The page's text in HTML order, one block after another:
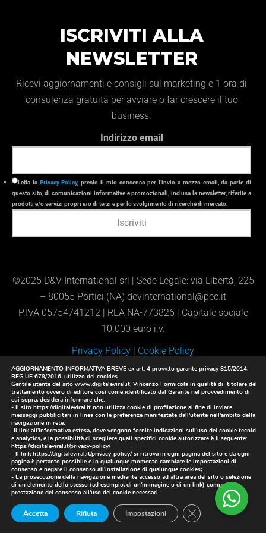
ISCRIVITI ALLA
NEWSLETTER
Ricevi aggiornamenti e consigli sul marketing e 1 ora di
consulenza gratuita per avviare o far crescere il tuo
business.
Indirizzo email
Letta la Privacy Policy, presto il mio consenso per l’invio a mezzo email, da parte di
questo sito, di comunicazioni informative e promozionali, inclusa la newsletter, riferite a
prodotti e/o servizi propri e/o di terzi e per lo svolgimento di ricerche di mercato.
©2025 D&V International srl | Sede Legale: via Libertà, 225
– 80055 Portici (NA) devinternational@pec.it
P.IVA 05754741212 | REA NA-773826 | Capitale sociale
10.000 euro i.v.
Privacy Policy Cookie Policy
AGGIORNAMENTO INFORMATIVA BREVE ex art. 4 provv.to garante privacy 815/2014,
REG UE 679/2016. utilizzo dei cookies.
Gentile utente del sito www.digitaleviral.it, Vincenzo Formicola in qualità di titolare del
trattamento ovvero di editore così come identificato dal Garante nel provvedimento di
cui sopra, desidera informare che:
- Il sito https://digitaleviral.it non utilizza cookie di profilazione al fine di inviare
messaggi pubblicitari in linea con le preferenze manifestate dall'utente nell'ambito della
navigazione in rete;
-Il link all'informativa estesa, dove vengono fornite indicazioni sull'uso dei cookie tecnici
e analytics, e la possibilità di scegliere quali specifici cookie autorizzare è il seguente:
https://digitaleviral.it/privacy-policy/
- Il link https://digitaleviral.it/privacy-policy/ si ritrova in ogni pagina del sito e da ogni
pagina è pertanto possibile e in qualunque momento cambiare le impostazioni di
consenso e negare il consenso all'installazione di qualunque cookies;
- La prosecuzione della navigazione mediante accesso ad altra area del sito o selezione
di un elemento dello stesso (ad esempio, di un'immagine o di un link) comporta la
prestazione del consenso all'uso dei cookie necessari.
Accetta Rifiuta Impostazioni Close GDPR